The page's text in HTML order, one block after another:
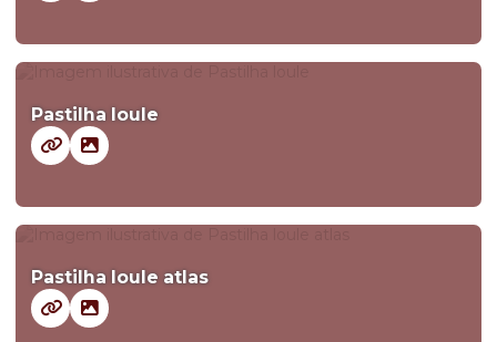
Pastilha loule
Pastilha loule atlas